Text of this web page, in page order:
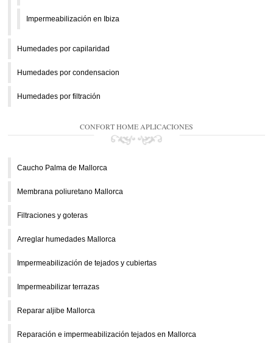
Impermeabilización en Ibiza
Humedades por capilaridad
Humedades por condensacion
Humedades por filtración
CONFORT HOME APLICACIONES
Caucho Palma de Mallorca
Membrana poliuretano Mallorca
Filtraciones y goteras
Arreglar humedades Mallorca
Impermeabilización de tejados y cubiertas
Impermeabilizar terrazas
Reparar aljibe Mallorca
Reparación e impermeabilización tejados en Mallorca